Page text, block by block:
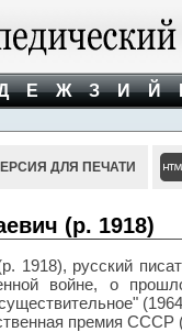
Е Ж З И Й
ДЛЯ ПЕЧАТИ
(р. 1918)
русский
войне, о
премия СССР